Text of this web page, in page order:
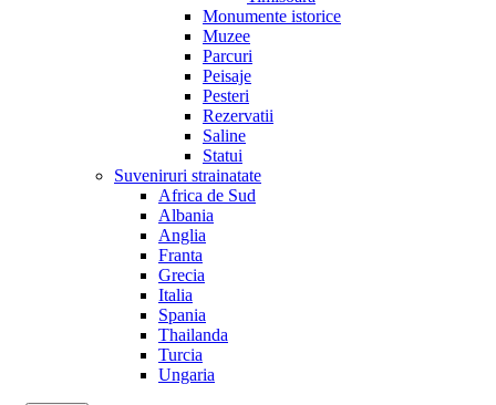
Monumente istorice
Muzee
Parcuri
Peisaje
Pesteri
Rezervatii
Saline
Statui
Suveniruri strainatate
Africa de Sud
Albania
Anglia
Franta
Grecia
Italia
Spania
Thailanda
Turcia
Ungaria